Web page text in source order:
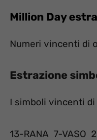
Million Day
Numeri vincenti di
Estrazione
I simboli vincenti di
13-RANA 7-VASO